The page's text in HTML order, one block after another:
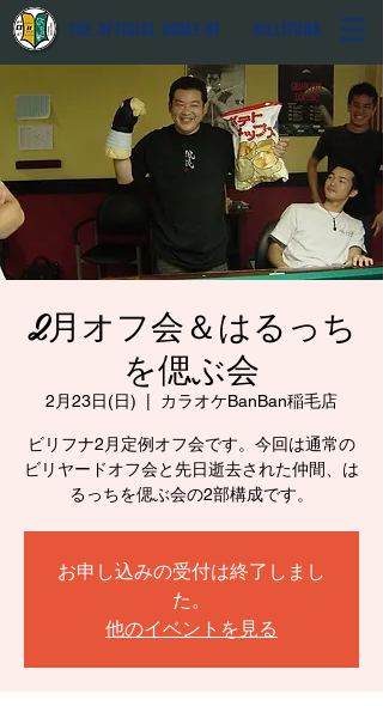
THE OFFICIAL HOME OF BILLIFUNA
2月オフ会＆はるっち
を偲ぶ会
2月23日(日) カラオケBanBan稲毛店
ビリフナ2月定例オフ会です。今回は通常の
ビリヤードオフ会と先日逝去された仲間、は
るっちを偲ぶ会の2部構成です。
お申し込みの受付は終了しまし
た。
他のイベントを見る